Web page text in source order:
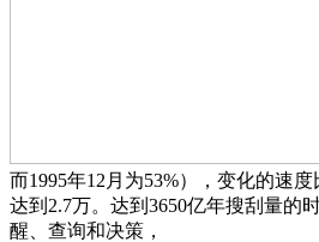
而1995年12月为53%），变化的速度
达到2.7万。达到3650亿年搜刮量的
醒、查询和决策，